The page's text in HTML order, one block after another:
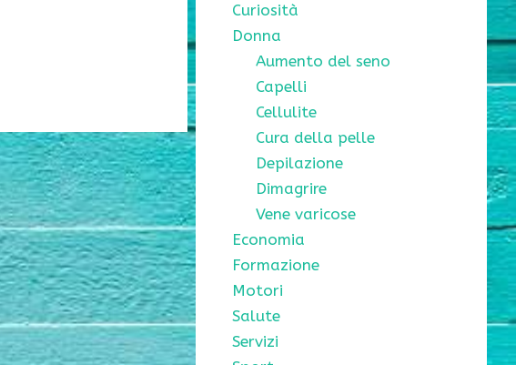
Curiosità
Donna
Aumento del seno
Capelli
Cellulite
Cura della pelle
Depilazione
Dimagrire
Vene varicose
Economia
Formazione
Motori
Salute
Servizi